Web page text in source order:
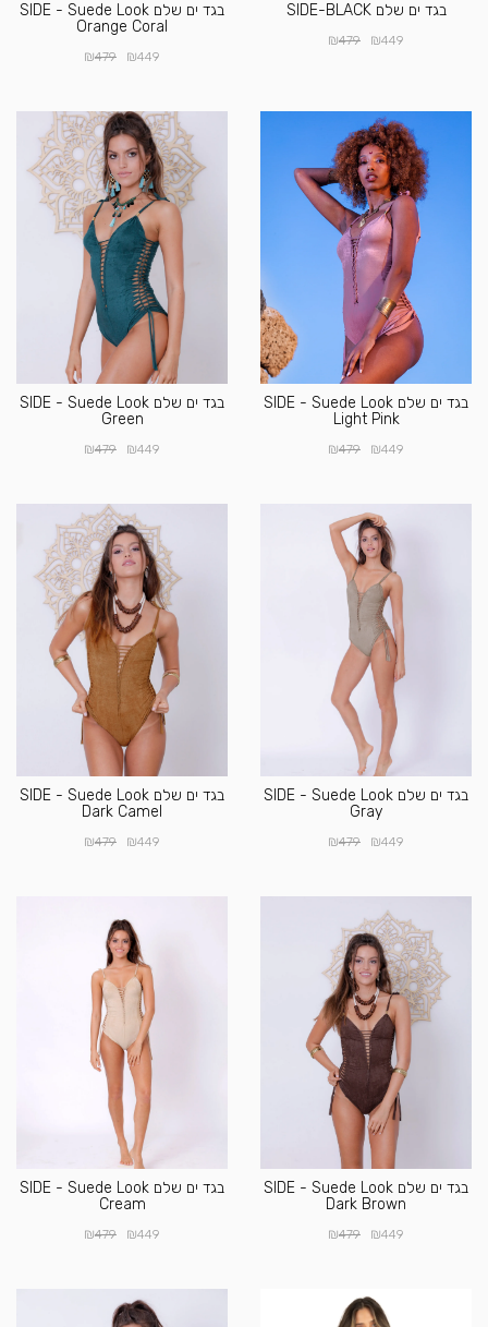
בגד ים שלם SIDE-BLACK
₪449
₪479
בגד ים שלם SIDE - Suede Look
Orange Coral
₪449
₪479
בגד ים שלם SIDE - Suede Look
Light Pink
₪449
₪479
בגד ים שלם SIDE - Suede Look
Green
₪449
₪479
בגד ים שלם SIDE - Suede Look
Gray
₪449
₪479
בגד ים שלם SIDE - Suede Look
Dark Camel
₪449
₪479
בגד ים שלם SIDE - Suede Look
Dark Brown
₪449
₪479
בגד ים שלם SIDE - Suede Look
Cream
₪449
₪479